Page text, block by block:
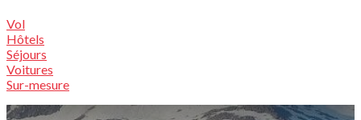
Vol
Hôtels
Séjours
Voitures
Sur-mesure